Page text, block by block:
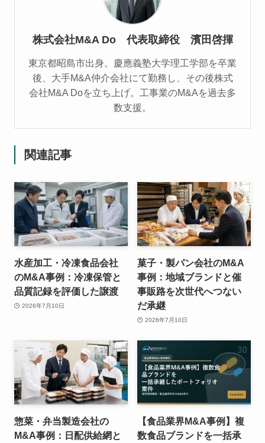
株式会社M&A Do 代表取締役 濱田啓揮
東京都昭島市出身。慶應義塾大学理工学部を卒業
後、大手M&A仲介会社にて勤務し、その後株式
会社M&A Doを立ち上げ。工事業のM&Aを過去多
数支援。
関連記事
水産加工・冷凍食品会社
のM&A事例：冷凍保管と
品質記録を評価した譲渡
2026年7月10日
菓子・製パン会社のM&A
事例：地域ブランドと催
事販路を次世代へつない
だ承継
2026年7月10日
惣菜・弁当製造会社の
M&A事例：日配供給網と
【食品業界M&A事例】複
数食品ブランドを一括承